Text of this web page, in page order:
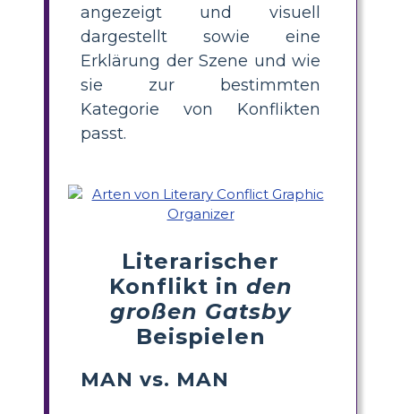
angezeigt und visuell
dargestellt sowie eine
Erklärung der Szene und wie
sie zur bestimmten
Kategorie von Konflikten
passt.
Literarischer
Konflikt in den
großen Gatsby
Beispielen
MAN vs. MAN